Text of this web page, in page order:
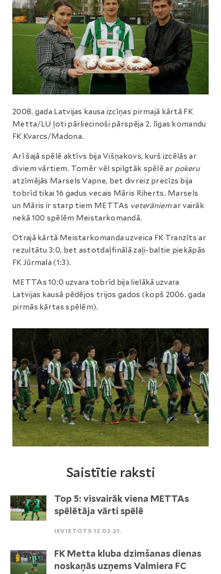
2008. gada Latvijas kausa izcīņas pirmajā kārtā FK
Metta/LU ļoti pārliecinoši pārspēja 2. līgas komandu
FK Kvarcs/Madona.
Arī šajā spēlē aktīvs bija Višņakovs, kurš izcēlās ar
diviem vārtiem. Tomēr vēl spilgtāk spēlē ar pokeru
atzīmējās Marsels Vapne, bet divreiz precīzs bija
tobrīd tikai 16 gadus vecais Māris Riherts. Marsels
un Māris ir starp tiem METTAs veterāniemar vairāk
nekā 100 spēlēm Meistarkomandā.
Otrajā kārtā Meistarkomanda uzveica FK Tranzīts ar
rezultātu 3:0, bet astotdaļfinālā zaļi-baltie piekāpās
FK Jūrmala (1:3).
METTAs 10:0 uzvara tobrīd bija lielākā uzvara
Latvijas kausā pēdējos trijos gados (kopš 2006. gada
pirmās kārtas spēlēm).
Saistītie raksti
Top 5: visvairāk viena METTAs
spēlētāja vārti spēlē
IEVIETOTS 12.02.21.
FK Metta kluba dzimšanas dienas
noskaņās uzņems Valmiera FC